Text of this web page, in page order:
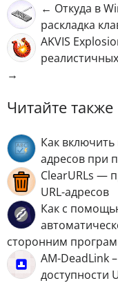
← Откуда в
раскладка
AKVIS
→
Читайте также
Как
адресов при
ClearURLs —
URL-адресов
Как с
сторонним
AM-DeadLink
доступности